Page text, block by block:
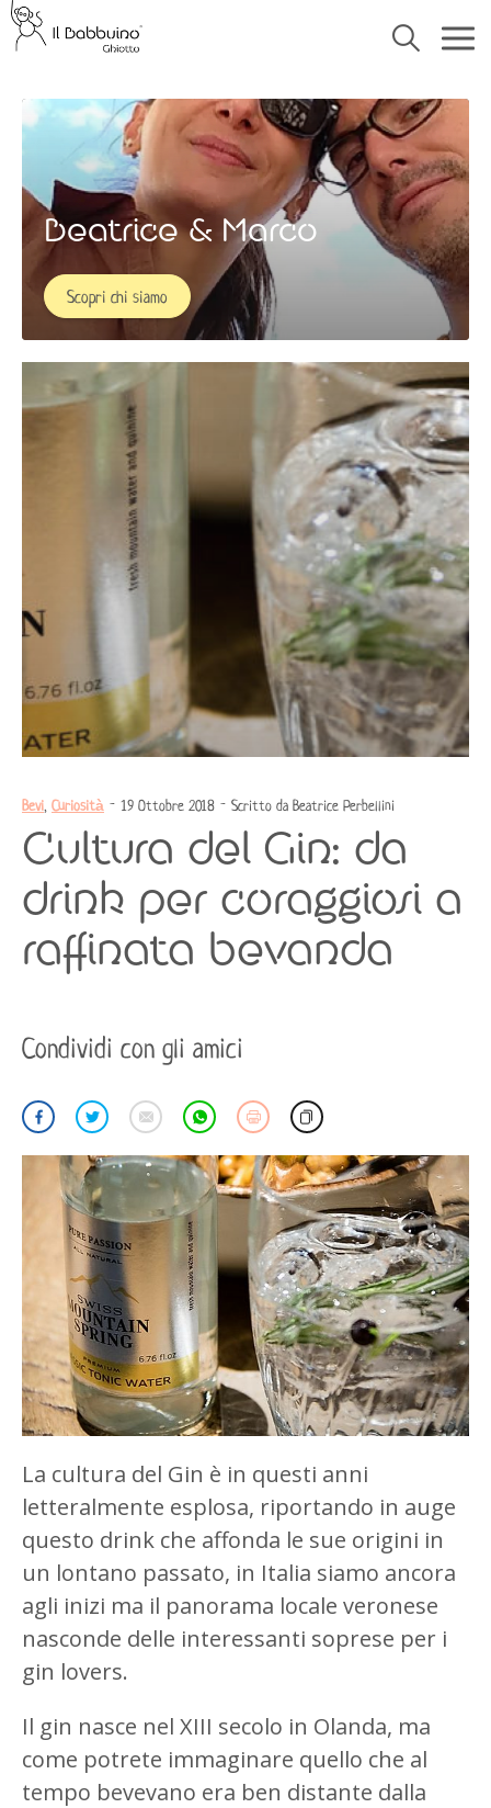
Beatrice & Marco
Scopri chi siamo
Bevi, Curiosità - 19 Ottobre 2018 - Scritto da Beatrice Perbellini
Cultura del Gin: da
drink per coraggiosi a
raffinata bevanda
Condividi con gli amici
La cultura del Gin è in questi anni
letteralmente esplosa, riportando in auge
questo drink che affonda le sue origini in
un lontano passato, in Italia siamo ancora
agli inizi ma il panorama locale veronese
nasconde delle interessanti soprese per i
gin lovers.
Il gin nasce nel XIII secolo in Olanda, ma
come potrete immaginare quello che al
tempo bevevano era ben distante dalla